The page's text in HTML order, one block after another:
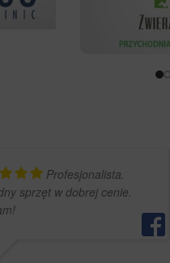
Profesjonalista.
sprzęt w dobrej cenie.